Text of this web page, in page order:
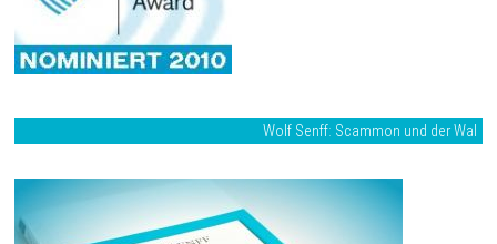
Wolf Senff: Scammon und der Wal